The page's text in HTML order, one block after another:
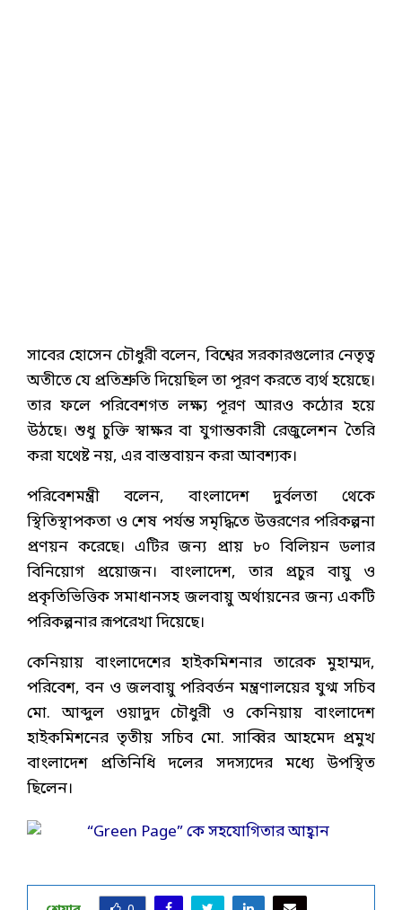
সাবের হোসেন চৌধুরী বলেন, বিশ্বের সরকারগুলোর নেতৃত্ব
অতীতে যে প্রতিশ্রুতি দিয়েছিল তা পূরণ করতে ব্যর্থ হয়েছে।
তার ফলে পরিবেশগত লক্ষ্য পূরণ আরও কঠোর হয়ে
উঠছে। শুধু চুক্তি স্বাক্ষর বা যুগান্তকারী রেজুলেশন তৈরি
করা যথেষ্ট নয়, এর বাস্তবায়ন করা আবশ্যক।
পরিবেশমন্ত্রী বলেন, বাংলাদেশ দুর্বলতা থেকে
স্থিতিস্থাপকতা ও শেষ পর্যন্ত সমৃদ্ধিতে উত্তরণের পরিকল্পনা
প্রণয়ন করেছে। এটির জন্য প্রায় ৮০ বিলিয়ন ডলার
বিনিয়োগ প্রয়োজন। বাংলাদেশ, তার প্রচুর বায়ু ও
প্রকৃতিভিত্তিক সমাধানসহ জলবায়ু অর্থায়নের জন্য একটি
পরিকল্পনার রূপরেখা দিয়েছে।
কেনিয়ায় বাংলাদেশের হাইকমিশনার তারেক মুহাম্মদ,
পরিবেশ, বন ও জলবায়ু পরিবর্তন মন্ত্রণালয়ের যুগ্ম সচিব
মো. আব্দুল ওয়াদুদ চৌধুরী ও কেনিয়ায় বাংলাদেশ
হাইকমিশনের তৃতীয় সচিব মো. সাব্বির আহমেদ প্রমুখ
বাংলাদেশ প্রতিনিধি দলের সদস্যদের মধ্যে উপস্থিত
ছিলেন।